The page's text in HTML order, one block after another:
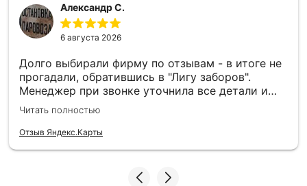
Александр С.
6 августа 2026
Долго выбирали фирму по отзывам - в итоге не
прогадали, обратившись в "Лигу заборов".
Менеджер при звонке уточнила все детали и
назвала ориентировочную стоимость (причем
очень точно, окончательная сумма при
оформлении заказа была чуть выше, только
предварительно отзванивались и прибывали в
Читать полностью
Отзыв Яндекс.Карты